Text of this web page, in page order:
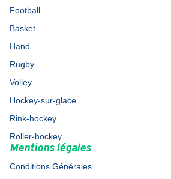
Football
Basket
Hand
Rugby
Volley
Hockey-sur-glace
Rink-hockey
Roller-hockey
Mentions légales
Conditions Générales